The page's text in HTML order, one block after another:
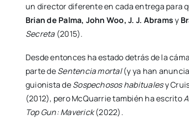
un direc­tor dife­ren­te en cada entre­ga para
Brian de Pal­ma, John Woo, J. J. Abramsy
Secre­ta(2015).
Des­de enton­ces ha esta­do detrás de la
par­te deSen­ten­cia mor­tal(y ya han
guio­nis­ta deSos­pe­cho­sos habi­tua­lesy
(2012), pero McQua­rrie tam­bién ha escri­to
Top Gun: Mave­rick(2022).